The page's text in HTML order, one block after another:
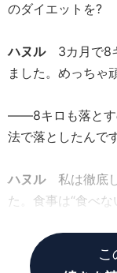
のダイエットを?
ハヌル3カ月で8
ました。めっちゃ
――8キロも落とす
法で落としたんで
ハヌル私は徹底し
た。食事は“食べ
こ